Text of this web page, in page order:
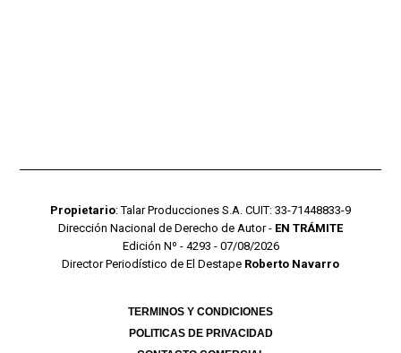
Propietario: Talar Producciones S.A. CUIT: 33-71448833-9
Dirección Nacional de Derecho de Autor - EN TRÁMITE
Edición Nº - 4293 - 07/08/2026
Director Periodístico de El Destape Roberto Navarro
TERMINOS Y CONDICIONES
POLITICAS DE PRIVACIDAD